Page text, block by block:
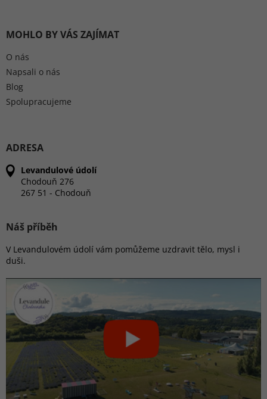
MOHLO BY VÁS ZAJÍMAT
O nás
Napsali o nás
Blog
Spolupracujeme
ADRESA
Levandulové údolí
Chodouň 276
267 51 - Chodouň
Náš příběh
V Levandulovém údolí vám pomůžeme uzdravit tělo, mysl i
duši.